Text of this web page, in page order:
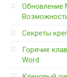
Обновление
Секреты
Горячие
Word